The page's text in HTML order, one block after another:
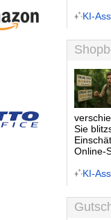
KI-
Sie
Online-
KI-